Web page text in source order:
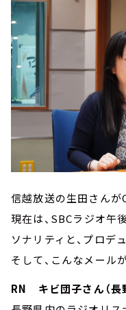
信越放送の生田さんが
現在は、SBCラジオ午
ソナリティと、プロデ
そして、こんなメール
RN キビ団子さん（長